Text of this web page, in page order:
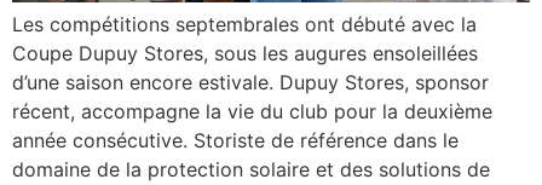
Les compétitions septembrales ont débuté avec la
Coupe Dupuy Stores, sous les augures ensoleillées
d’une saison encore estivale. Dupuy Stores, sponsor
récent, accompagne la vie du club pour la deuxième
année consécutive. Storiste de référence dans le
domaine de la protection solaire et des solutions de